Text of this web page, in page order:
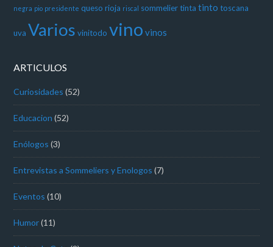
negra pio presidente queso rioja riscal sommelier tinta tinto toscana
uva Varios vinitodo vino vinos
ARTICULOS
Curiosidades (52)
Educacion (52)
Enólogos (3)
Entrevistas a Sommeliers y Enologos (7)
Eventos (10)
Humor(11)